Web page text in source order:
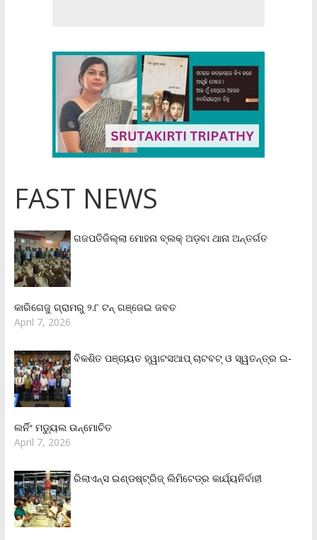
FAST NEWS
ଗଜପତିଜିଲ୍ଲା ମୋହନା ବ୍ଲକ୍‌ ଅଡ଼ବା ଥାନା ଅନ୍ତର୍ଗତ
କାରିଗେଜୁ ଗ୍ରାମରୁ ୨.୮ ଟନ୍ ଗଞ୍ଜେଇ ଜବତ
April 7, 2026
ବିକଶିତ ପଞ୍ଚାୟତ ହ୍ୱାଟସଆପ୍ ଚାଟବଟ୍ ଓ ସ୍ୱତନ୍ତ୍ର ଇ-
ଲର୍ନିଂ ମଡ୍ୟୁଲ ଉନ୍ମୋଚିତ
April 7, 2026
ରିଲାଏନ୍‌ସ ଇଣ୍ଡଷ୍ଟ୍ରିଜ୍ ଲିମିଟେଡ୍‌ର କାର୍ଯ୍ୟନିର୍ବାହୀ